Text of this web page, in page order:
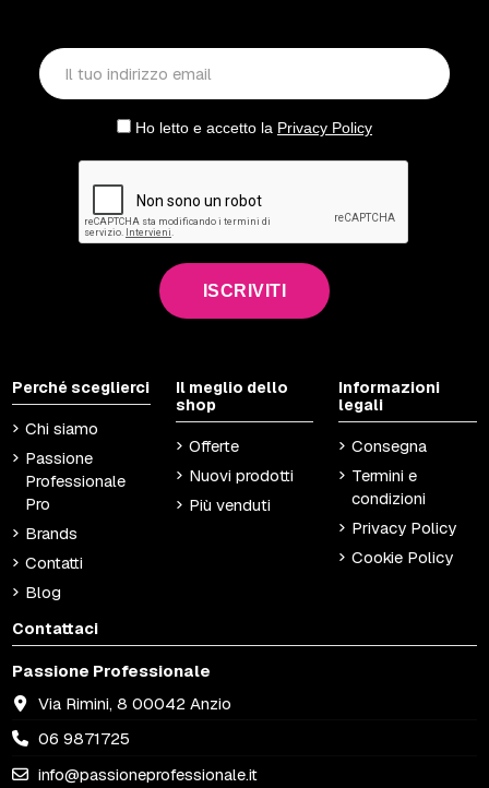
Ho letto e accetto la Privacy Policy
ISCRIVITI
Perché sceglierci
Chi siamo
Passione
Professionale
Pro
Brands
Contatti
Blog
Il meglio dello
shop
Offerte
Nuovi prodotti
Più venduti
Informazioni
legali
Consegna
Termini e
condizioni
Privacy Policy
Cookie Policy
Contattaci
Passione Professionale
Via Rimini, 8 00042 Anzio
06 9871725
info@passioneprofessionale.it